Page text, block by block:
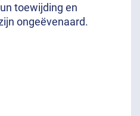
toewijding en
ongeëvenaard.